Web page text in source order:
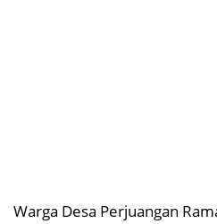
Warga Desa Perjuangan